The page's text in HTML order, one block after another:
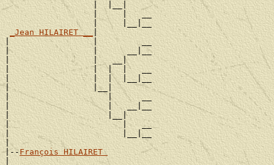
                  |  |__|
                  |     |   __
                  |     |__|__
_Jean HILAIRET __
|
|                 |         __
|                 |      __|__
|                 |   __|
|                 |  |  |   __
|                 |  |  |__|__
|                 |__|
|                    |      __
|                    |   __|__
|                    |__|
|                       |   __
|                       |__|__
|
|--François HILAIRET